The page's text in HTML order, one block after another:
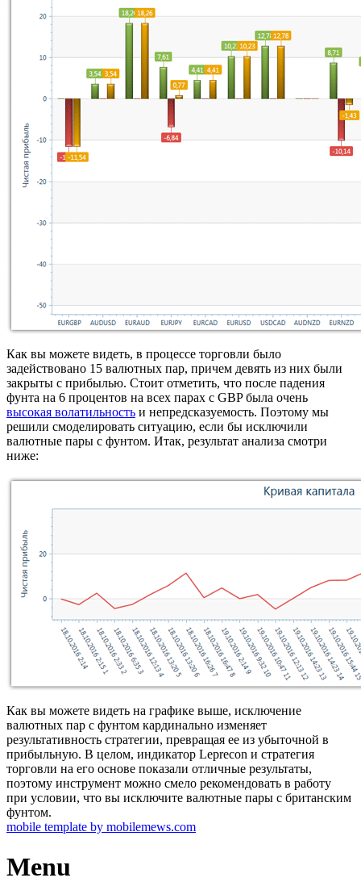
Как вы можете видеть, в процессе торговли было
задействовано 15 валютных пар, причем девять из них были
закрыты с прибылью. Стоит отметить, что после падения
фунта на 6 процентов на всех парах с GBP была очень
высокая волатильность и непредсказуемость. Поэтому мы
решили смоделировать ситуацию, если бы исключили
валютные пары с фунтом. Итак, результат анализа смотри
ниже:
Как вы можете видеть на графике выше, исключение
валютных пар с фунтом кардинально изменяет
результативность стратегии, превращая ее из убыточной в
прибыльную. В целом, индикатор Leprecon и стратегия
торговли на его основе показали отличные результаты,
поэтому инструмент можно смело рекомендовать в работу
при условии, что вы исключите валютные пары с британским
фунтом.
mobile template by mobilemews.com
Menu